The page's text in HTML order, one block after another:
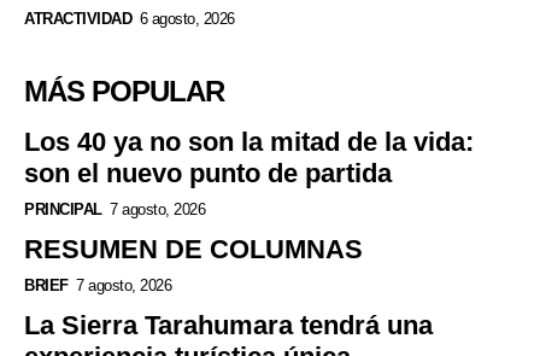
ATRACTIVIDAD 6 agosto, 2026
MÁS POPULAR
Los 40 ya no son la mitad de la vida:
son el nuevo punto de partida
PRINCIPAL 7 agosto, 2026
RESUMEN DE COLUMNAS
BRIEF 7 agosto, 2026
La Sierra Tarahumara tendrá una